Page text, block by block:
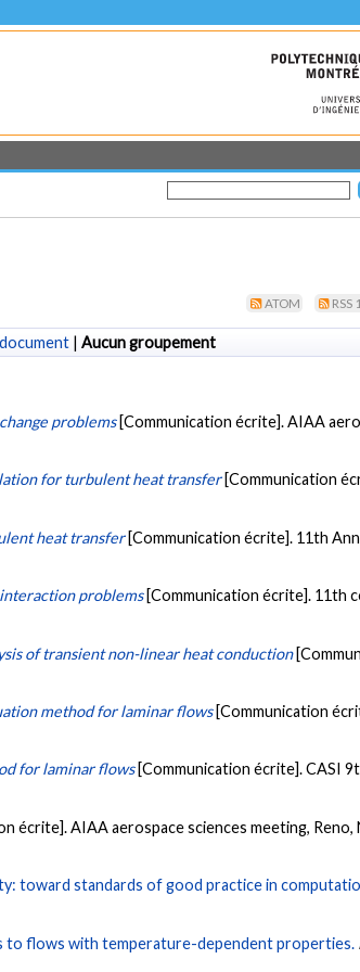
ATOM RSS
| Aucun groupement
problems [Communication écrite]. AIAA
for turbulent heat transfer [Communication
heat transfer [Communication écrite]. 11th
problems [Communication écrite]. 11th
of transient non-linear heat conduction
method for laminar flows [Communication
for laminar flows [Communication écrite]. CASI
écrite]. AIAA aerospace sciences meeting, Reno,
toward standards of good practice in
to flows with temperature-dependent properties.